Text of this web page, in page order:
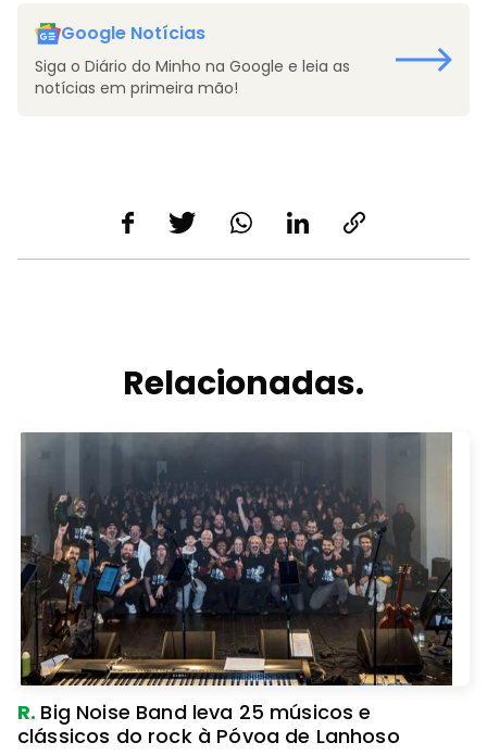
Google Notícias
Siga o Diário do Minho na Google e leia as
notícias em primeira mão!
Relacionadas.
R. Big Noise Band leva 25 músicos e
clássicos do rock à Póvoa de Lanhoso